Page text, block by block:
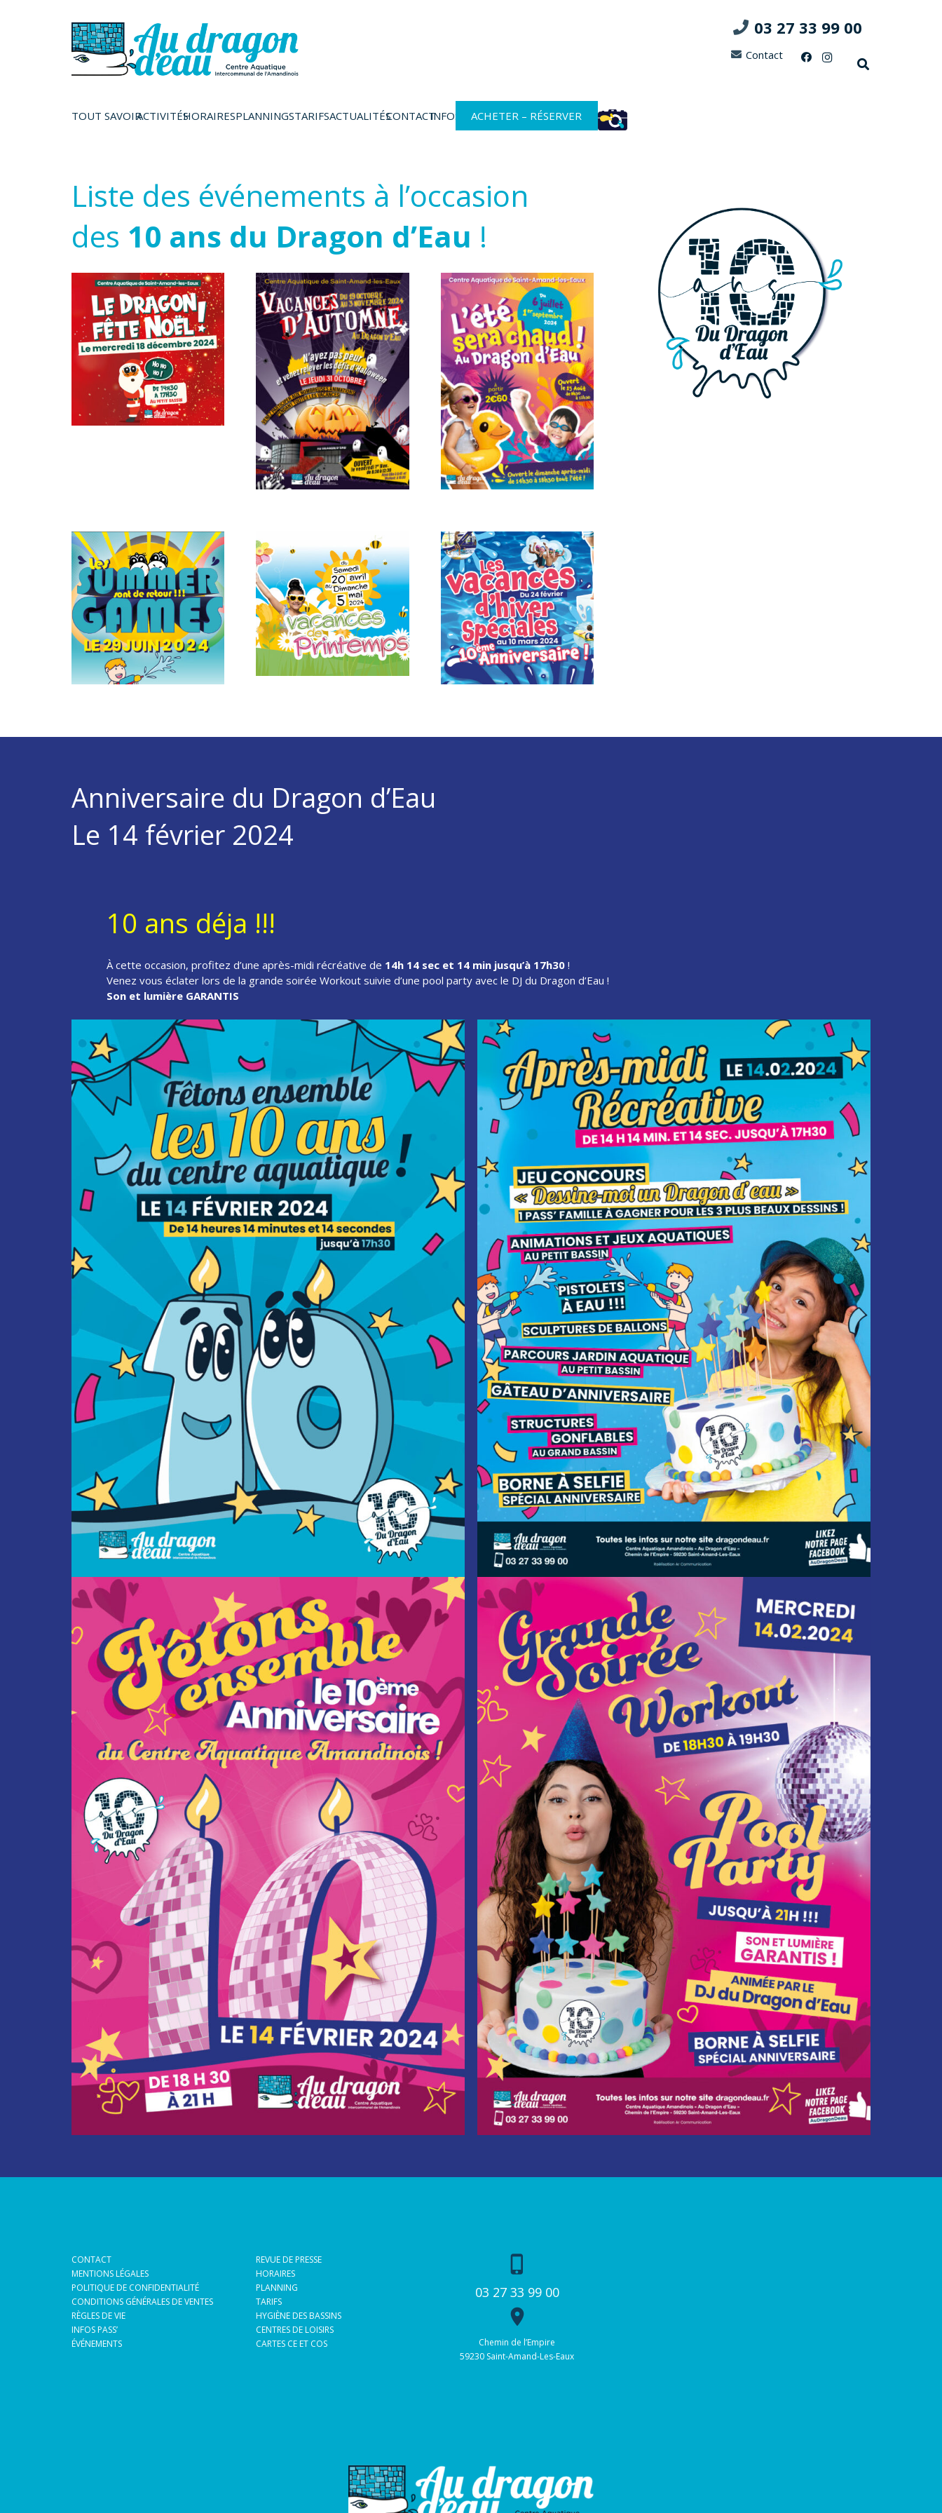
03 27 33 99 00
Contact
TOUT SAVOIRACTIVITÉSHORAIRESPLANNINGSTARIFSACTUALITÉSCONTACTINFOS ACHETER – RÉSERVER
Liste des événements à l’occasion
des 10 ans du Dragon d’Eau !
Anniversaire du Dragon d’Eau
Le 14 février 2024
10 ans déja !!!
À cette occasion, profitez d’une après-midi récréative de 14h 14 sec et 14 min jusqu’à 17h30 !
Venez vous éclater lors de la grande soirée Workout suivie d’une pool party avec le DJ du Dragon d’Eau !
Son et lumière GARANTIS
CONTACT
MENTIONS LÉGALES
POLITIQUE DE CONFIDENTIALITÉ
CONDITIONS GÉNÉRALES DE VENTES
RÈGLES DE VIE
INFOS PASS’
ÉVÉNEMENTS
REVUE DE PRESSE
HORAIRES
PLANNING
TARIFS
HYGIÈNE DES BASSINS
CENTRES DE LOISIRS
CARTES CE ET COS
phone_iphone
03 27 33 99 00
place
Chemin de l’Empire
59230 Saint-Amand-Les-Eaux